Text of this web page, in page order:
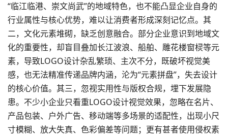
“临江临港、崇文尚武”的地域特色，也不能凸显企业自身的
行业属性与核心优势，难以让消费者形成深刻记忆点。其
二，文化元素堆砌，缺乏创意融合。部分企业意识到地域文
化的重要性，却盲目叠加长江波浪、船舶、雕花楼窗棂等元
素，导致LOGO设计杂乱繁琐、主次不分，既破坏视觉美
感，也无法精准传递品牌内涵，沦为“元素拼盘”，失去设计
的核心价值。其三，忽视实用性与版权合规，埋下发展隐
患。不少小企业只看重LOGO设计视觉效果，忽略在名片、
产品包装、户外广告、移动端等多场景的适配性，出现小尺
寸模糊、放大失真、色彩偏差等问题；更有甚者使用侵权素